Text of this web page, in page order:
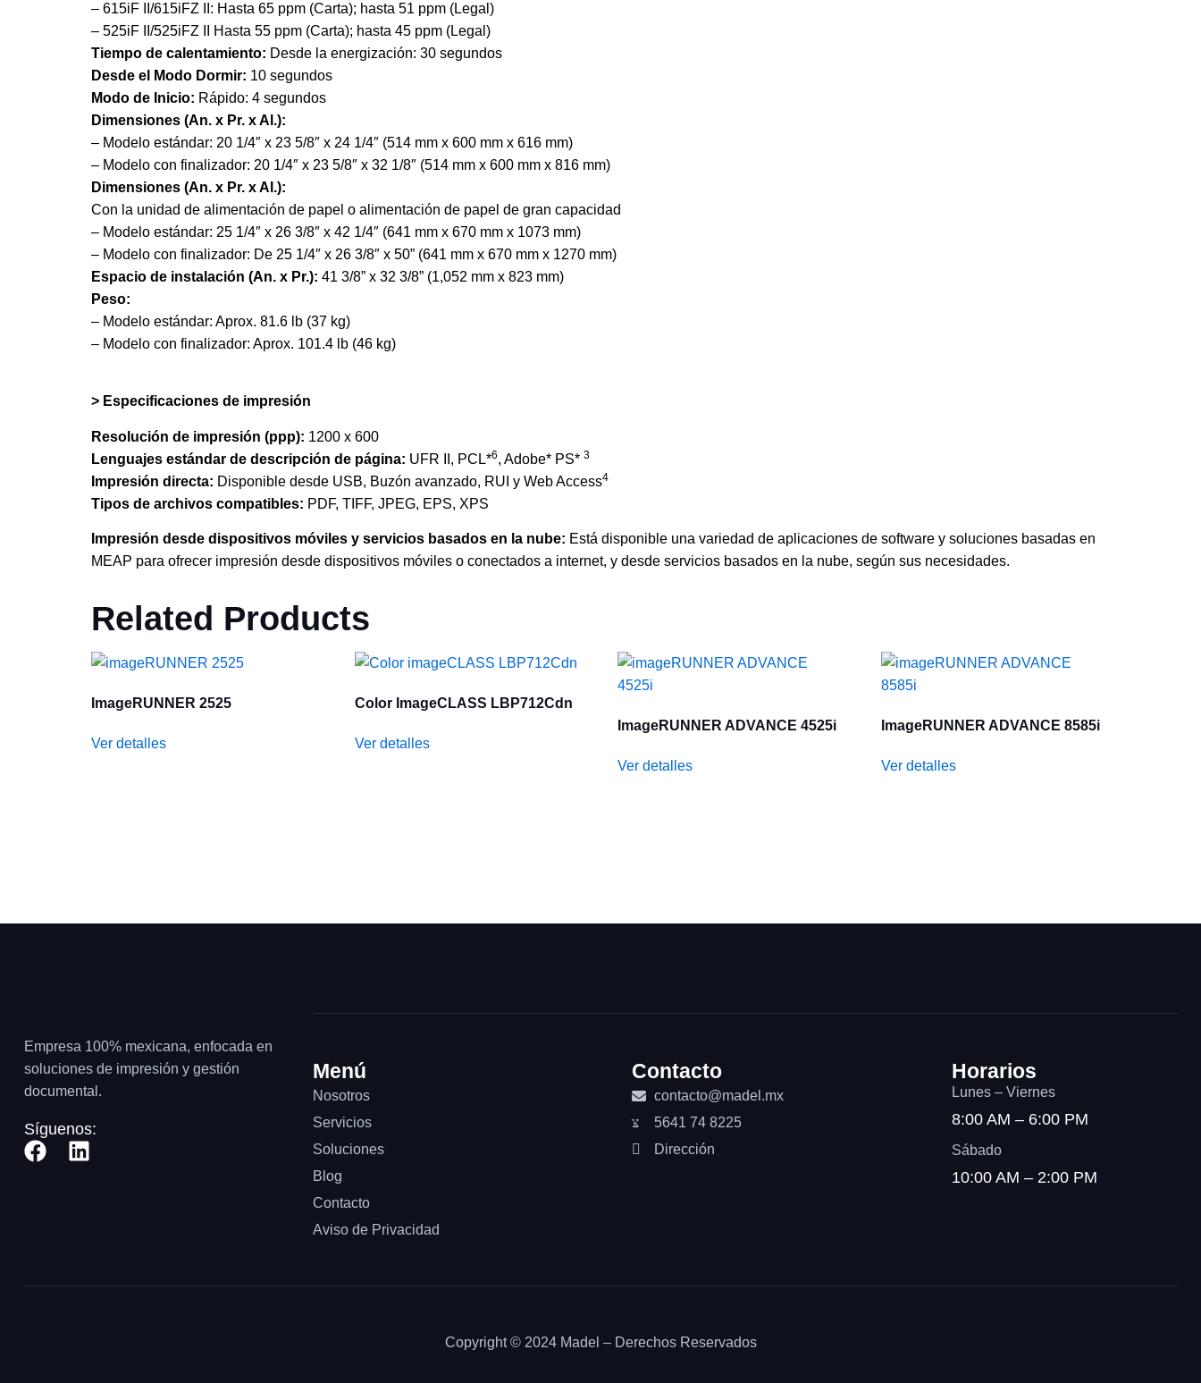
– 615iF II/615iFZ II: Hasta 65 ppm (Carta); hasta 51 ppm (Legal)
– 525iF II/525iFZ II Hasta 55 ppm (Carta); hasta 45 ppm (Legal)
Tiempo de calentamiento: Desde la energización: 30 segundos
Desde el Modo Dormir: 10 segundos
Modo de Inicio: Rápido: 4 segundos
Dimensiones (An. x Pr. x Al.):
– Modelo estándar: 20 1/4″ x 23 5/8″ x 24 1/4″ (514 mm x 600 mm x 616 mm)
– Modelo con finalizador: 20 1/4″ x 23 5/8″ x 32 1/8″ (514 mm x 600 mm x 816 mm)
Dimensiones (An. x Pr. x Al.):
Con la unidad de alimentación de papel o alimentación de papel de gran capacidad
– Modelo estándar: 25 1/4″ x 26 3/8″ x 42 1/4″ (641 mm x 670 mm x 1073 mm)
– Modelo con finalizador: De 25 1/4″ x 26 3/8″ x 50” (641 mm x 670 mm x 1270 mm)
Espacio de instalación (An. x Pr.): 41 3/8” x 32 3/8” (1,052 mm x 823 mm)
Peso:
– Modelo estándar: Aprox. 81.6 lb (37 kg)
– Modelo con finalizador: Aprox. 101.4 lb (46 kg)
> Especificaciones de impresión
Resolución de impresión (ppp): 1200 x 600
Lenguajes estándar de descripción de página: UFR II, PCL*6, Adobe* PS* 3
Impresión directa: Disponible desde USB, Buzón avanzado, RUI y Web Access4
Tipos de archivos compatibles: PDF, TIFF, JPEG, EPS, XPS
Impresión desde dispositivos móviles y servicios basados en la nube: Está disponible una variedad de aplicaciones de software y soluciones basadas en
MEAP para ofrecer impresión desde dispositivos móviles o conectados a internet, y desde servicios basados en la nube, según sus necesidades.
Related Products
ImageRUNNER 2525
Ver detalles
Color ImageCLASS LBP712Cdn
Ver detalles
ImageRUNNER ADVANCE 4525i
Ver detalles
ImageRUNNER ADVANCE 8585i
Ver detalles
Empresa 100% mexicana, enfocada en
soluciones de impresión y gestión
documental.
Síguenos:
Menú
Nosotros
Servicios
Soluciones
Blog
Contacto
Aviso de Privacidad
Contacto
contacto@madel.mx
5641 74 8225
Dirección
Horarios
Lunes – Viernes
8:00 AM – 6:00 PM
Sábado
10:00 AM – 2:00 PM
Copyright © 2024 Madel – Derechos Reservados